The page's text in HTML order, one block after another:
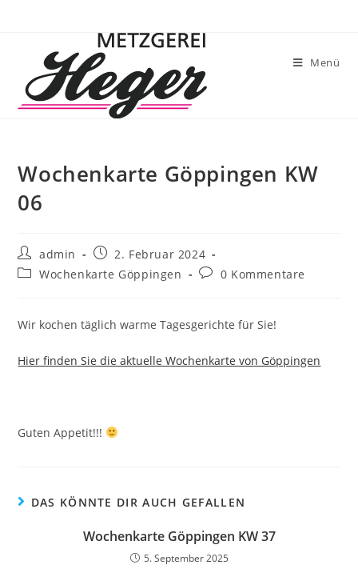
Menü
Wochenkarte Göppingen KW
06
admin
2. Februar 2024
Wochenkarte Göppingen
0 Kommentare
Wir kochen täglich warme Tagesgerichte für Sie!
Hier finden Sie die aktuelle Wochenkarte von Göppingen
Guten Appetit!!!
DAS KÖNNTE DIR AUCH GEFALLEN
Wochenkarte Göppingen KW 37
5. September 2025